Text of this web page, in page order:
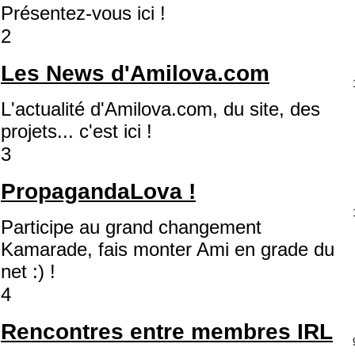
Présentez-vous ici !
2
Les News d'Amilova.com
L'actualité d'Amilova.com, du site, des
projets... c'est ici !
3
PropagandaLova !
Participe au grand changement
Kamarade, fais monter Ami en grade du
net :) !
4
Rencontres entre membres IRL